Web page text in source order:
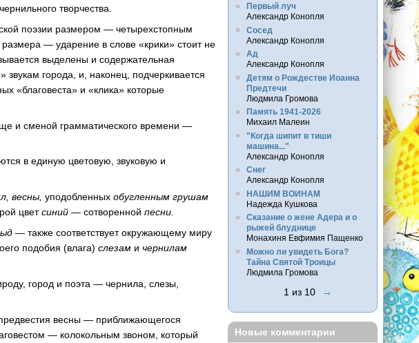
творчества.
поэзии размером — четырехстопным
— ударение в слове «крики» стоит не
выделены и содержательная
города, и, наконец, подчеркивается
«благовеста» и «клика» которые
и сменой грамматического времени —
в единую цветовую, звуковую и
весны, уподобленныхобугленным грушам
цветсиний — сотвореннойпесни.
—также соответствует окружающему миру
подобия (влага)слезам и чернилам
город и поэта — чернила, слезы,
весны — приближающегося
— колокольным звоном, который
Первый луч
Александр Конопля
Сосед
Александр Конопля
Ад
Александр Конопля
Детям о Рождестве Иоанна
Предтечи
Людмила Громова
Память 1941-2026
Михаил Малеин
"Когда шипит в тиши
машина..."
Александр Конопля
Снег
Александр Конопля
НАШИМ ВОИНАМ
Надежда Кушкова
Сказание о жене Адера и о
рыжей блуднице
Монахиня Евфимия Пащенко
Можно ли увидеть Бога?
Тайна Святой Троицы
Людмила Громова
1 из 10 →
Новые комментарии